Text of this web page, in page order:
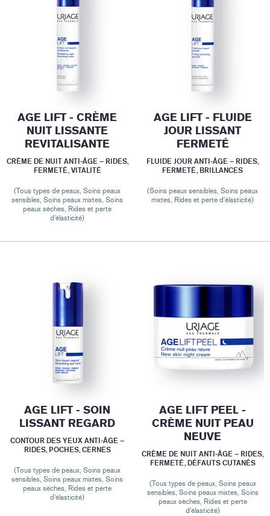
AGE LIFT - CRÈME
NUIT LISSANTE
REVITALISANTE
CRÈME DE NUIT ANTI-ÂGE – RIDES,
FERMETÉ, VITALITÉ
(Tous types de peaux, Soins peaux
sensibles, Soins peaux mixtes, Soins
peaux sèches, Rides et perte
d'élasticité)
AGE LIFT - FLUIDE
JOUR LISSANT
FERMETÉ
FLUIDE JOUR ANTI-ÂGE – RIDES,
FERMETÉ, BRILLANCES
(Soins peaux sensibles, Soins peaux
mixtes, Rides et perte d'élasticité)
AGE LIFT - SOIN
LISSANT REGARD
CONTOUR DES YEUX ANTI-ÂGE –
RIDES, POCHES, CERNES
(Tous types de peaux, Soins peaux
sensibles, Soins peaux mixtes, Soins
peaux sèches, Rides et perte
d'élasticité)
AGE LIFT PEEL -
CRÈME NUIT PEAU
NEUVE
CRÈME DE NUIT ANTI-ÂGE – RIDES,
FERMETÉ, DÉFAUTS CUTANÉS
(Tous types de peaux, Soins peaux
sensibles, Soins peaux mixtes, Soins
peaux sèches, Rides et perte
d'élasticité)